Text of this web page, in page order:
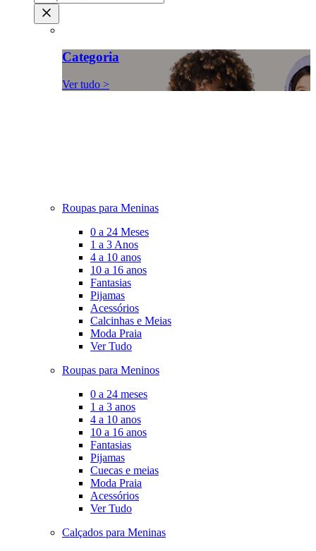
Categoria
Ver tudo >
Roupas para Meninas
0 a 24 Meses
1 a 3 Anos
4 a 10 anos
10 a 16 anos
Fantasias
Pijamas
Acessórios
Calcinhas e Meias
Moda Praia
Ver Tudo
Roupas para Meninos
0 a 24 meses
1 a 3 anos
4 a 10 anos
10 a 16 anos
Fantasias
Pijamas
Cuecas e meias
Moda Praia
Acessórios
Ver Tudo
Calçados para Meninas